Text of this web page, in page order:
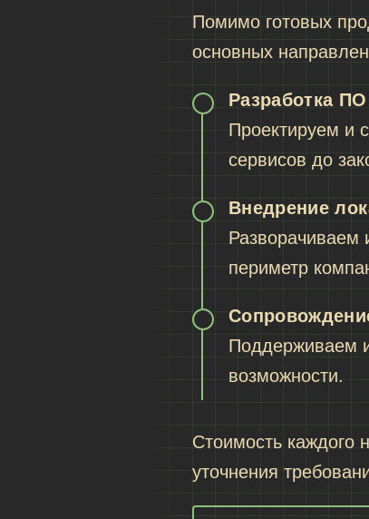
Помимо готовых
основных
Разработка ПО
Проектируем и
сервисов до
Внедрение
Разворачиваем
периметр
Поддерживаем
возможности.
Стоимость каждого
уточнения